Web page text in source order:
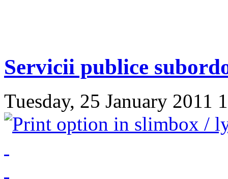
Servicii publice
Tuesday, 25 January 2011